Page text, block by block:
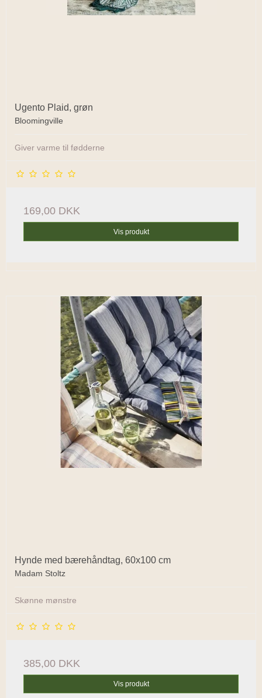
Ugento Plaid, grøn
Bloomingville
Giver varme til fødderne
169,00 DKK
Vis produkt
Hynde med bærehåndtag, 60x100 cm
Madam Stoltz
Skønne mønstre
385,00 DKK
Vis produkt